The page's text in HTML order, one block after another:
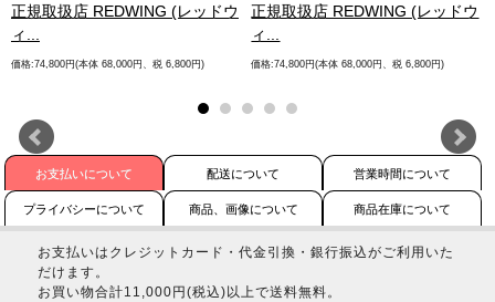
正規取扱店 REDWING (レッドウ
ィ...
価格:74,800円(本体 68,000円、税 6,800円)
正規取扱店 REDWING (レッドウ
ィ...
価格:74,800円(本体 68,000円、税 6,800円)
お支払いについて 配送について 営業時間について
プライバシーについて 商品、画像について 商品在庫について
お支払いはクレジットカード・代金引換・銀行振込がご利用いた
だけます。
お買い物合計11,000円(税込)以上で送料無料。